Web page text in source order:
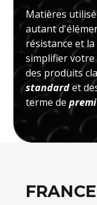
Matières
autant
résistance et
simplifier votre
des produits
standardet
terme de